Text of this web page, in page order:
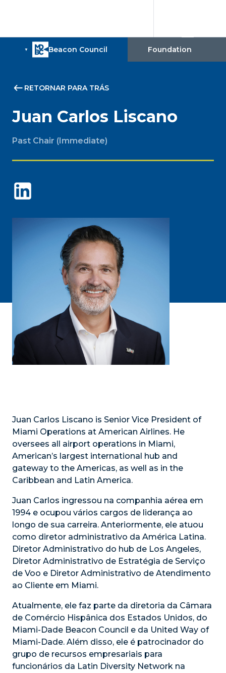
RETORNAR PARA TRÁS
Juan Carlos Liscano
Past Chair (Immediate)
Juan Carlos Liscano is Senior Vice President of
Miami Operations at American Airlines. He
oversees all airport operations in Miami,
American’s largest international hub and
gateway to the Americas, as well as in the
Caribbean and Latin America.
Juan Carlos ingressou na companhia aérea em
1994 e ocupou vários cargos de liderança ao
longo de sua carreira. Anteriormente, ele atuou
como diretor administrativo da América Latina.
Diretor Administrativo do hub de Los Angeles,
Diretor Administrativo de Estratégia de Serviço
de Voo e Diretor Administrativo de Atendimento
ao Cliente em Miami.
Atualmente, ele faz parte da diretoria da Câmara
de Comércio Hispânica dos Estados Unidos, do
Miami-Dade Beacon Council e da United Way of
Miami-Dade. Além disso, ele é patrocinador do
grupo de recursos empresariais para
funcionários da Latin Diversity Network na